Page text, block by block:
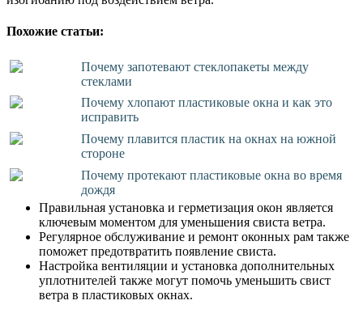
Похожие статьи:
Почему запотевают стеклопакеты между
стеклами
Почему хлопают пластиковые окна и как это
исправить
Почему плавится пластик на окнах на южной
стороне
Почему протекают пластиковые окна во время
дождя
Правильная установка и герметизация окон является
ключевым моментом для уменьшения свиста ветра.
Регулярное обслуживание и ремонт оконных рам также
поможет предотвратить появление свиста.
Настройка вентиляции и установка дополнительных
уплотнителей также могут помочь уменьшить свист
ветра в пластиковых окнах.